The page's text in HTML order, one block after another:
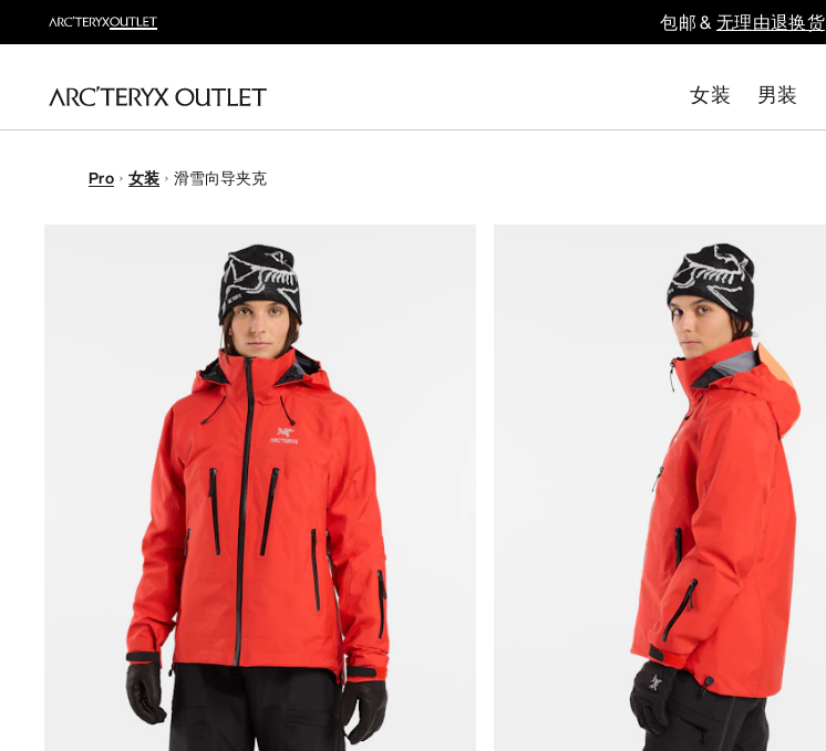
包邮 &无理由退换货
女装 男装
Pro 女装 滑雪向导夹克